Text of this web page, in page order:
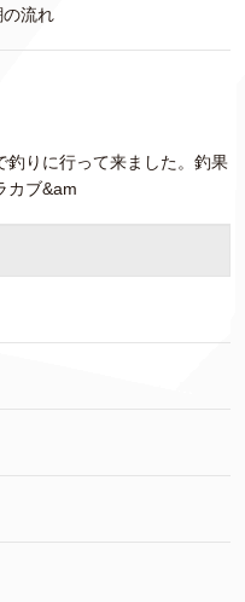
流れ
釣りに行って来ました。釣果
カブ&am